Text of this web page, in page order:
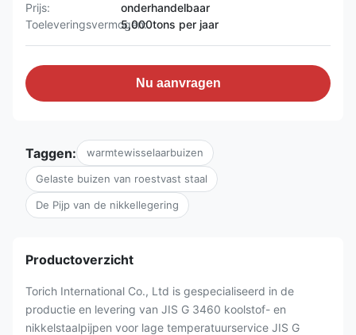
Prijs:
onderhandelbaar
Toeleveringsvermogen:5,000tons per jaar
Nu aanvragen
Taggen: warmtewisselaarbuizen
Gelaste buizen van roestvast staal
De Pijp van de nikkellegering
Productoverzicht
Torich International Co., Ltd is gespecialiseerd in de
productie en levering van JIS G 3460 koolstof- en
nikkelstaalpijpen voor lage temperatuurservice JIS G